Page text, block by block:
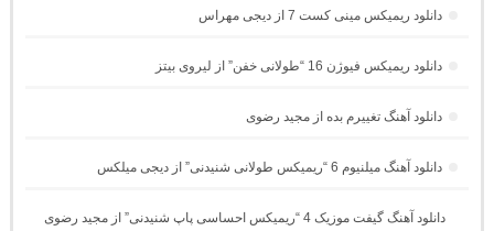
دانلود ریمیکس مینی کست 7 از دیجی مهراس
دانلود ریمیکس فیوژن 16 “طولانی خفن” از لیروی بیتز
دانلود آهنگ تغییرم بده از مجید رضوی
دانلود آهنگ میلنیوم 6 “ریمیکس طولانی شنیدنی” از دیجی میلکس
دانلود آهنگ گیفت موزیک 4 “ریمیکس احساسی پاپ شنیدنی” از مجید رضوی